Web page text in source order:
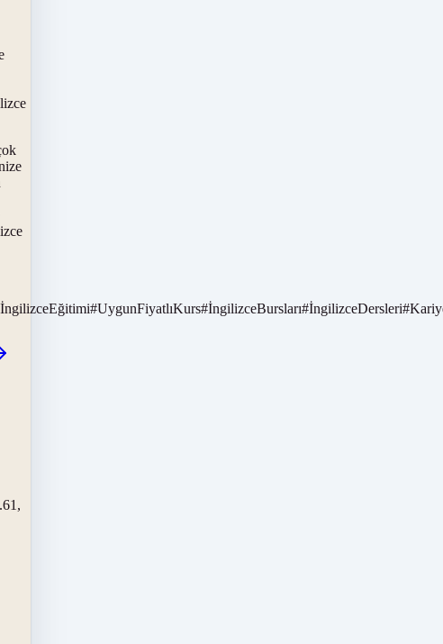
İngilizceEğitimi#UygunFiyatlıKurs#İngilizceBursları#İngilizceDersleri#